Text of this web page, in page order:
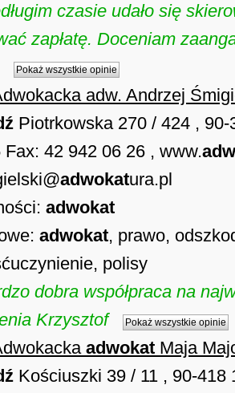
czasie udało się
zapłatę. Doceniam
Pokaż wszystkie opinie
adw. Andrzej
Piotrkowska 270 / 424 ,
Fax: 42 942 06 26 , www.
adwokatura.pl
adwokat
adwokat, prawo,
polisy
dobra współpraca na
Krzysztof
Pokaż wszystkie opinie
adwokat Maja
Kościuszki 39 / 11 , 90-418